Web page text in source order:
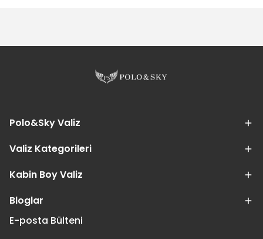
Polo&Sky Valiz
Valiz Kategorileri
Kabin Boy Valiz
Bloglar
E-posta Bülteni